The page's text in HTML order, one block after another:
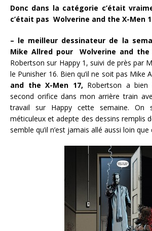
Donc dans la catégorie c’était
c’était pas Wolverine and the X-Men
– le meilleur dessinateur de la
Mike Allred pour Wolverine and the
Robertson sur Happy 1, suivi de près par
le Punisher 16. Bien qu’il ne soit pas Mike
and the X-Men 17, Robertson a
second orifice dans mon arrière train
travail sur Happy cette semaine. On
méticuleux et adepte des dessins remplis
semble qu’il n’est jamais allé aussi loin